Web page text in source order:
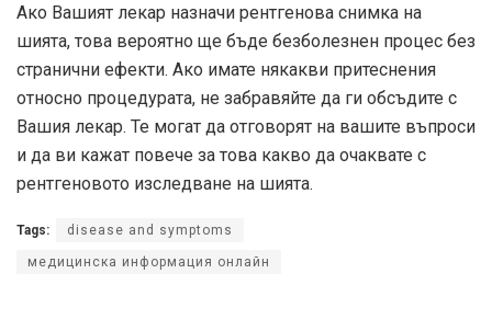
Ако Вашият лекар назначи рентгенова снимка на
шията, това вероятно ще бъде безболезнен процес без
странични ефекти. Ако имате някакви притеснения
относно процедурата, не забравяйте да ги обсъдите с
Вашия лекар. Те могат да отговорят на вашите въпроси
и да ви кажат повече за това какво да очаквате с
рентгеновото изследване на шията.
Tags: disease and symptoms
медицинска информация онлайн